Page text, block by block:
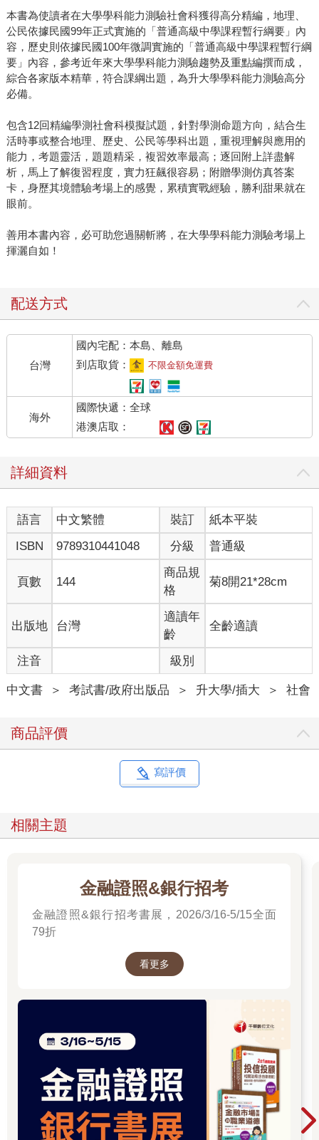
本書為使讀者在大學學科能力測驗社會科獲得高分精編，地理、
公民依據民國99年正式實施的「普通高級中學課程暫行綱要」內
容，歷史則依據民國100年微調實施的「普通高級中學課程暫行綱
要」內容，參考近年來大學學科能力測驗趨勢及重點編撰而成，
綜合各家版本精華，符合課綱出題，為升大學學科能力測驗高分
必備。
包含12回精編學測社會科模擬試題，針對學測命題方向，結合生
活時事或整合地理、歷史、公民等學科出題，重視理解與應用的
能力，考題靈活，題題精采，複習效率最高；逐回附上詳盡解
析，馬上了解復習程度，實力狂飆很容易；附贈學測仿真答案
卡，身歷其境體驗考場上的感覺，累積實戰經驗，勝利甜果就在
眼前。
善用本書內容，必可助您過關斬將，在大學學科能力測驗考場上
揮灑自如！
配送方式
台灣
國內宅配：本島、離島
到店取貨：
不限金額免運費
海外
國際快遞：全球
港澳店取：
詳細資料
語言 中文繁體 裝訂
紙本平裝
ISBN
9789310441048 分級 普通級
頁數 144
商品規
格
菊8開21*28cm
出版地 台灣
適讀年
齡
全齡適讀
注音 級別
中文書 ＞ 考試書/政府出版品 ＞ 升大學/插大 ＞ 社會
商品評價
寫評價
相關主題
金融證照&銀行招考
金融證照&銀行招考書展，2026/3/16-5/15全面
79折
看更多